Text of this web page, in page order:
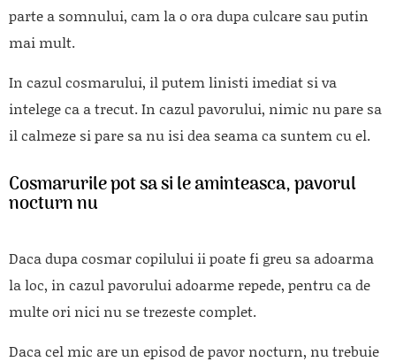
parte a somnului, cam la o ora dupa culcare sau putin
mai mult.
In cazul cosmarului, il putem linisti imediat si va
intelege ca a trecut. In cazul pavorului, nimic nu pare sa
il calmeze si pare sa nu isi dea seama ca suntem cu el.
Cosmarurile pot sa si le aminteasca, pavorul
nocturn nu
Daca dupa cosmar copilului ii poate fi greu sa adoarma
la loc, in cazul pavorului adoarme repede, pentru ca de
multe ori nici nu se trezeste complet.
Daca cel mic are un episod de pavor nocturn, nu trebuie